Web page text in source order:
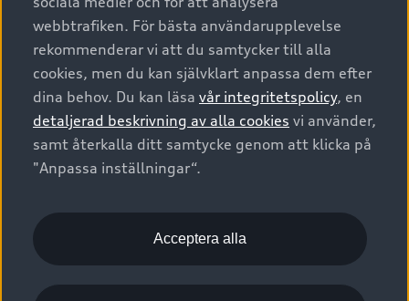
A6 modellerna
SUV
Avant
Sportback
Audi Sport
Nya bilar i lager
Begagnade bilar i lager
Audi approved :plus - så gott som nya
Finansiering
Audi exclusive
Originaltillbehör - köp online
Försäkring
Audi Collection – livsstilsartiklar
Vanliga frågor
2G/3G nätet stängs ned - Hur påverkas min bil av detta?
Tjänstebil
Business lease online
Företagsleasing
Om Audi Sverige
Kontakta oss
Boka Service online
Audi Återförsäljare/-serviceverkstad
myAudi
Pressmeddelanden
Nyhetsbrev
Utgivare
Juridiskt Audi AG
Juridiskt Audi Digital Giveaway
webbtrafiken. För bästa användarupplevelse
rekommenderar vi att du samtycker till alla
cookies, men du kan självklart anpassa dem efter
dina behov. Du kan läsa vår integritetspolicy, en
detaljerad beskrivning av alla cookies vi använder,
samt återkalla ditt samtycke genom att klicka på
"Anpassa inställningar“.
Acceptera alla